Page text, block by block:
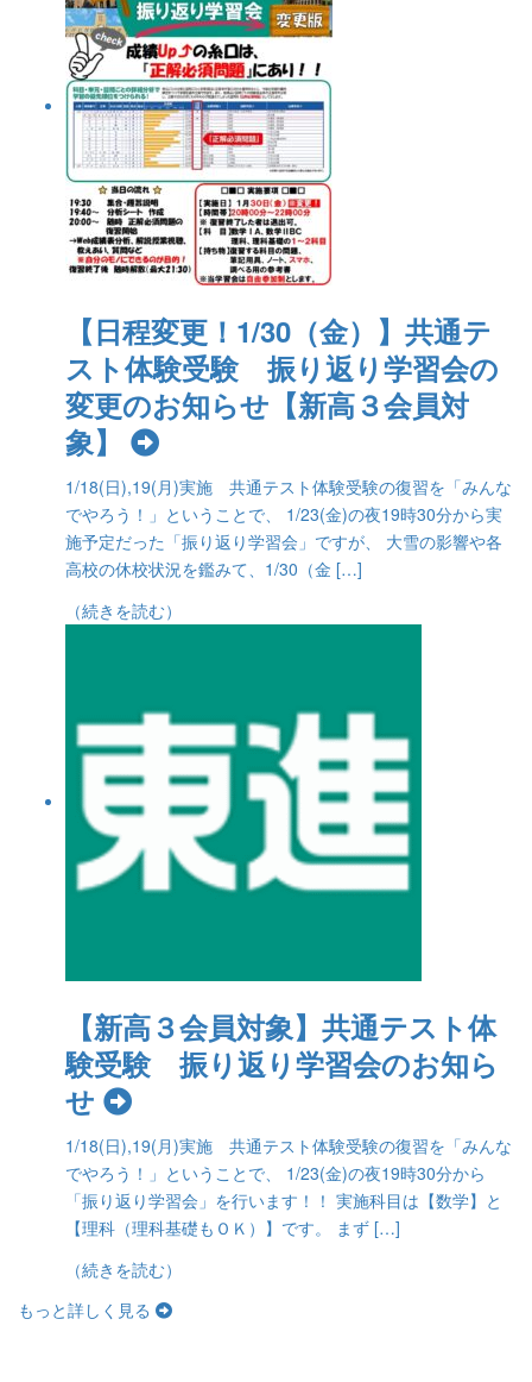
【日程変更！1/30（金）】共通テ
スト体験受験 振り返り学習会の
変更のお知らせ【新高３会員対
象】
1/18(日),19(月)実施 共通テスト体験受験の復習を「みんな
でやろう！」ということで、 1/23(金)の夜19時30分から実
施予定だった「振り返り学習会」ですが、 大雪の影響や各
高校の休校状況を鑑みて、1/30（金 […]
（続きを読む）
【新高３会員対象】共通テスト体
験受験 振り返り学習会のお知ら
せ
1/18(日),19(月)実施 共通テスト体験受験の復習を「みんな
でやろう！」ということで、 1/23(金)の夜19時30分から
「振り返り学習会」を行います！！ 実施科目は【数学】と
【理科（理科基礎もＯＫ）】です。 まず […]
（続きを読む）
もっと詳しく見る